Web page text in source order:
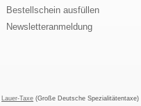
Bestellschein ausfüllen
Newsletteranmeldung
Lauer-Taxe (Große Deutsche Spezialitätentaxe)